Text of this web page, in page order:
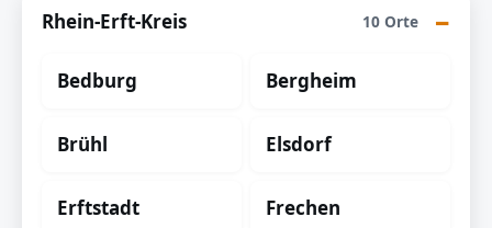
Rhein-Erft-Kreis 10 Orte
Bedburg Bergheim
Brühl Elsdorf
Erftstadt Frechen